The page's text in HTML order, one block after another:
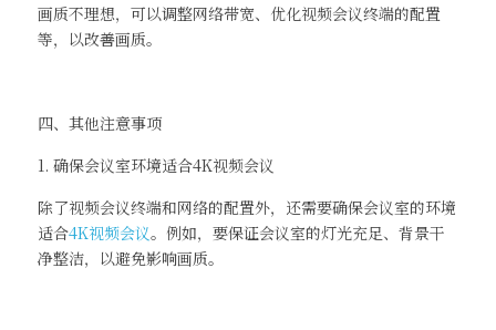
画质不理想，可以调整网络带宽、优化视频会议终端的配置
等，以改善画质。
四、其他注意事项
1. 确保会议室环境适合4K视频会议
除了视频会议终端和网络的配置外，还需要确保会议室的环境
适合4K视频会议。例如，要保证会议室的灯光充足、背景干
净整洁，以避免影响画质。